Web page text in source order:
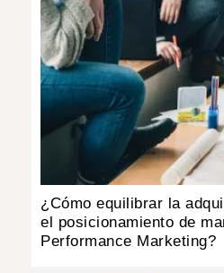
¿Cómo equilibrar la
el posicionamiento de
Performance Marketing?